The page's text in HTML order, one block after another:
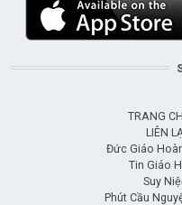
TRANG
LIÊN
Đức Giáo
Tin Giáo
Suy
Phút Cầu